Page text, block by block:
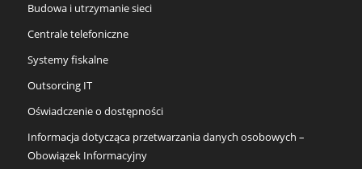
Budowa i utrzymanie sieci
Centrale telefoniczne
Systemy fiskalne
Outsorcing IT
Oświadczenie o dostępności
Informacja dotycząca przetwarzania danych osobowych –
Obowiązek Informacyjny